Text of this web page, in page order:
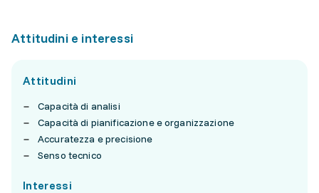
Attitudini e interessi
Attitudini
Capacità di analisi
Capacità di pianificazione e organizzazione
Accuratezza e precisione
Senso tecnico
Interessi